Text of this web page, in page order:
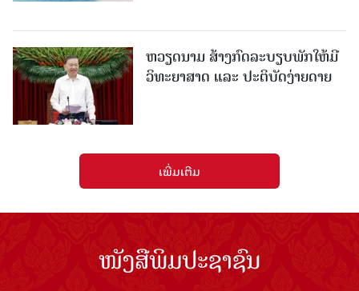
ຫວຽດນາມ ສ້າງກົດລະບຽບພັກໃຫ້ມີ
ວິທະຍາສາດ ແລະ ປະຕິບັດງ່າຍດາຍ
ເພີ່ມເຕີມ
ໜັງສືພິມປະຊາຊົນ